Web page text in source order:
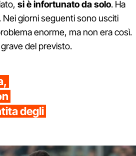
si è infortunato da solo. Ha
giorni seguenti sono usciti
enorme, ma non era così.
del previsto.
degli